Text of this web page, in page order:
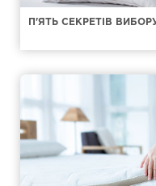
П'ЯТЬ СЕКРЕТІВ